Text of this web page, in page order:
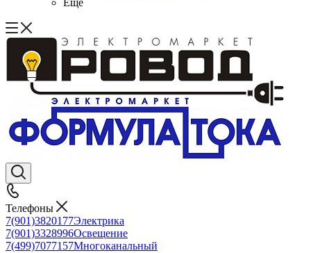
Ещё
Телефоны
7(901)3820177Электрика
7(901)3328996Освещение
7(499)7077157Многоканальный